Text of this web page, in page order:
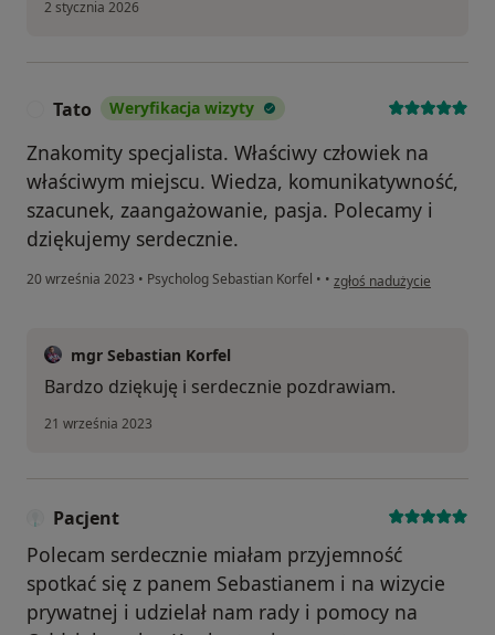
2 stycznia 2026
Tato Weryfikacja wizyty
Znakomity specjalista. Właściwy człowiek na
właściwym miejscu. Wiedza, komunikatywność,
szacunek, zaangażowanie, pasja. Polecamy i
dziękujemy serdecznie.
20 września 2023 • Psycholog Sebastian Korfel • • w opinii użytkownika Tato
zgłoś nadużycie
mgr Sebastian Korfel
Bardzo dziękuję i serdecznie pozdrawiam.
21 września 2023
Pacjent
Polecam serdecznie miałam przyjemność
spotkać się z panem Sebastianem i na wizycie
prywatnej i udzielał nam rady i pomocy na